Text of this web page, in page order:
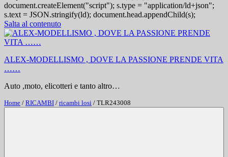
document.createElement("script"); s.type = "application/ld+json";
s.text = JSON.stringify(ld); document.head.appendChild(s);
Salta al contenuto
ALEX-MODELLISMO , DOVE LA PASSIONE PRENDE VITA
……
Auto ,moto, elicotteri e tanto altro…
Home / RICAMBI / ricambi losi / TLR243008